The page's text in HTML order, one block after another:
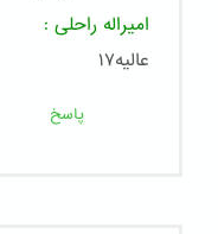
امیراله راحلی :
عالیه۱۷
پاسخ